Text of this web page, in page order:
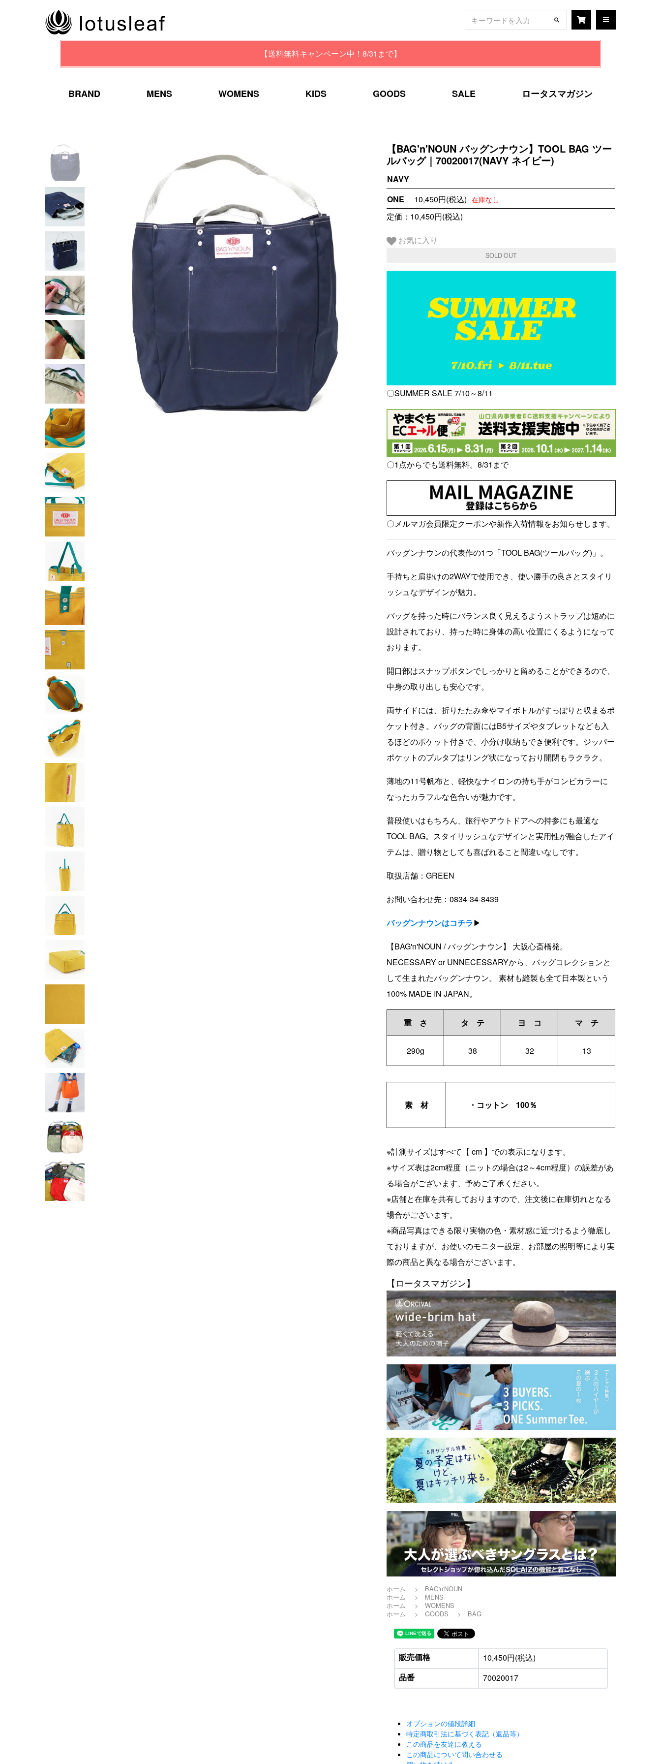
【送料無料キャンペーン中！8/31まで】
BRAND MENS WOMENS KIDS GOODS SALE ロータスマガジン
【BAG'n'NOUN バッグンナウン】TOOL BAG ツー
ルバッグ｜70020017(NAVY ネイビー)
NAVY
ONE
10,450円(税込) 在庫なし
定価：10,450円(税込)
お気に入り
SOLD OUT
〇SUMMER SALE 7/10～8/11
〇1点からでも送料無料。8/31まで
〇メルマガ会員限定クーポンや新作入荷情報をお知らせします。
バッグンナウンの代表作の1つ「TOOL BAG(ツールバッグ)」。
手持ちと肩掛けの2WAYで使用でき、使い勝手の良さとスタイリ
ッシュなデザインが魅力。
バッグを持った時にバランス良く見えるようストラップは短めに
設計されており、持った時に身体の高い位置にくるようになって
おります。
開口部はスナップボタンでしっかりと留めることができるので、
中身の取り出しも安心です。
両サイドには、折りたたみ傘やマイボトルがすっぽりと収まるポ
ケット付き。バッグの背面にはB5サイズやタブレットなども入
るほどのポケット付きで、小分け収納もでき便利です。ジッパー
ポケットのプルタブはリング状になっており開閉もラクラク。
薄地の11号帆布と、軽快なナイロンの持ち手がコンビカラーに
なったカラフルな色合いが魅力です。
普段使いはもちろん、旅行やアウトドアへの持参にも最適な
TOOL BAG。スタイリッシュなデザインと実用性が融合したアイ
テムは、贈り物としても喜ばれること間違いなしです。
取扱店舗：GREEN
お問い合わせ先：0834-34-8439
バッグンナウンはコチラ▶
【BAG'n'NOUN / バッグンナウン】 大阪心斎橋発。
NECESSARY or UNNECESSARYから、バッグコレクションと
して生まれたバッグンナウン。 素材も縫製も全て日本製という
100% MADE IN JAPAN。
重 さ タ テ ヨ コ マ チ
290g 38 32 13
素 材 ・コットン 100％
※計測サイズはすべて【 cm 】での表示になります。
※サイズ表は2cm程度（ニットの場合は2～4cm程度）の誤差があ
る場合がございます、予めご了承ください。
※店舗と在庫を共有しておりますので、注文後に在庫切れとなる
場合がございます。
※商品写真はできる限り実物の色・素材感に近づけるよう徹底し
ておりますが、お使いのモニター設定、お部屋の照明等により実
際の商品と異なる場合がございます。
【ロータスマガジン】
ホーム >
BAG'n'NOUN
ホーム
>
MENS
ホーム
>
WOMENS
ホーム
> GOODS > BAG
販売価格
10,450円(税込)
品番
70020017
オプションの値段詳細
特定商取引法に基づく表記（返品等）
この商品を友達に教える
この商品について問い合わせる